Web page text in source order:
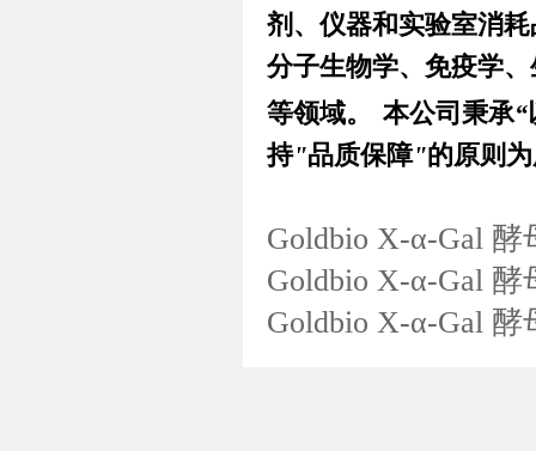
剂、仪器和实验室消
分子生物学、免疫学
等领域。
本公司秉承“
持"品质保障"的原则
Goldbio X-α-Gal
Goldbio X-α-Gal
Goldbio X-α-Gal